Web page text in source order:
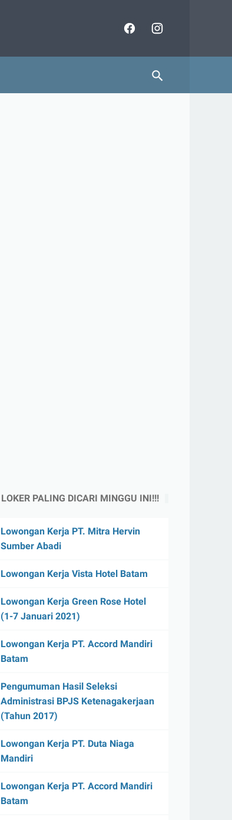
LOKER PALING DICARI MINGGU INI!!!
Lowongan Kerja PT. Mitra Hervin
Sumber Abadi
Lowongan Kerja Vista Hotel Batam
Lowongan Kerja Green Rose Hotel
(1-7 Januari 2021)
Lowongan Kerja PT. Accord Mandiri
Batam
Pengumuman Hasil Seleksi
Administrasi BPJS Ketenagakerjaan
(Tahun 2017)
Lowongan Kerja PT. Duta Niaga
Mandiri
Lowongan Kerja PT. Accord Mandiri
Batam